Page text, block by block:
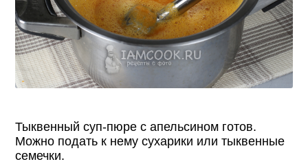
Тыквенный суп-пюре с апельсином готов.
Можно подать к нему сухарики или тыквенные
семечки.